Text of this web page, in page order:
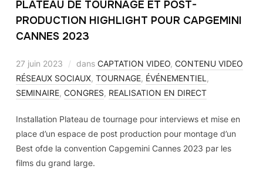
PLATEAU DE TOURNAGE ET POST-
PRODUCTION HIGHLIGHT POUR CAPGEMINI
CANNES 2023
27 juin 2023 dans CAPTATION VIDEO, CONTENU VIDEO
RÉSEAUX SOCIAUX, TOURNAGE, ÉVÉNEMENTIEL ,
SEMINAIRE, CONGRES, REALISATION EN DIRECT
Installation Plateau de tournage pour interviews et mise en
place d’un espace de post production pour montage d’un
Best ofde la convention Capgemini Cannes 2023 par les
films du grand large.